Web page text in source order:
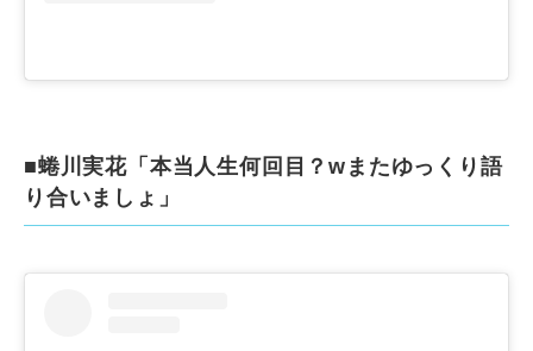
■蜷川実花「本当人生何回目？wまたゆっくり語
り合いましょ」